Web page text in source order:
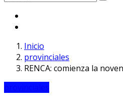
Inicio
provinciales
RENCA: comienza la